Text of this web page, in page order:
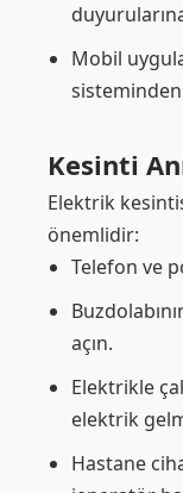
Mobil
Kesinti
Elektrik
önemlidir:
Telefon ve
açın.
Elektrikle
elektrik
Hastane